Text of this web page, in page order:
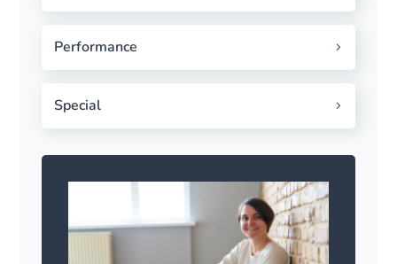
Performance
Special